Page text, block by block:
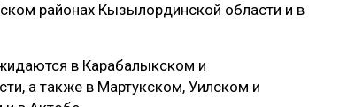
районах Кызылординской области и в
в Карабалыкском и
а также в Мартукском, Уилском и